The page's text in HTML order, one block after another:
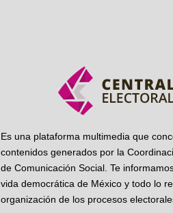
Es una plataforma multimedia que
contenidos generados por la
de Comunicación Social. Te
vida democrática de México y todo lo
organización de los procesos